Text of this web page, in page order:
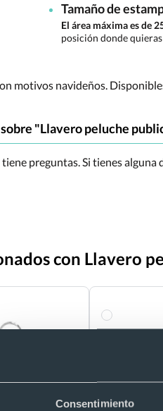
Consentimiento
Tamaño de
El área máxima es de
posición donde
motivos navideños.
"Llavero peluche
preguntas. Si tienes
con Llavero